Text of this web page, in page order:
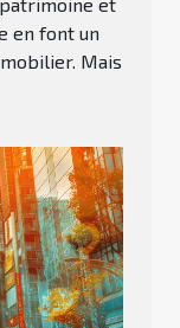
en font un
Mais